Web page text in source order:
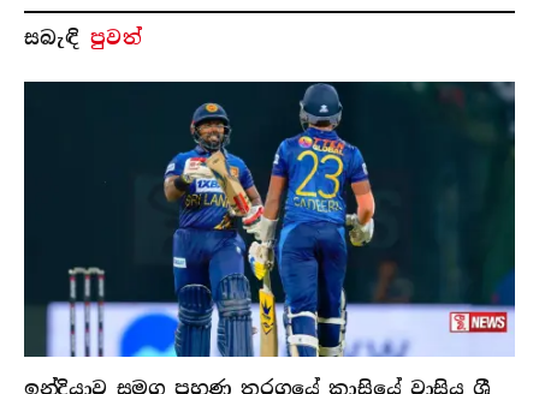
සබැ​ඳි පුවත්
ඉන්දියාව සමග පුහුණු තරගයේ කාසියේ වාසිය ශ්‍රී